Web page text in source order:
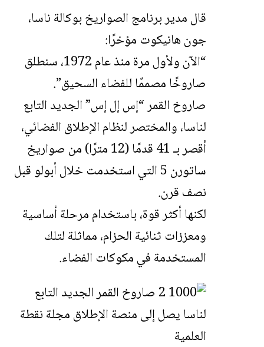
قال مدير برنامج الصواريخ بوكالة ناسا،
جون هانيكوت مؤخرًا:
“الآن ولأول مرة منذ عام 1972، سنطلق
صاروخًا مصممًا للفضاء السحيق”.
صاروخ القمر “إس إل إس” الجديد التابع
لناسا، والمختصر لنظام الإطلاق الفضائي،
أقصر بـ 41 قدمًا (12 مترًا) من صواريخ
ساتورن 5 التي استخدمت خلال أبولو قبل
نصف قرن.
لكنها أكثر قوة، باستخدام مرحلة أساسية
ومعززات ثنائية الحزام، مماثلة لتلك
المستخدمة في مكوكات الفضاء.